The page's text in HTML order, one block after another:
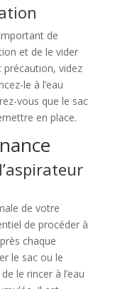
de
et de le vider
précaution, videz
le à l’eau
vous que le sac
en place.
de votre
de procéder à
chaque
le sac ou le
le rincer à l’eau